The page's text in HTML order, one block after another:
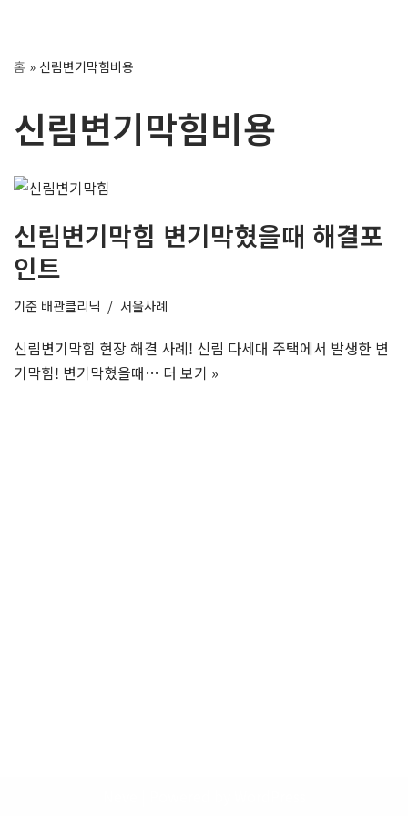
텐
로
건
너
뛰
기
홈 » 신림변기막힘비용
신림변기막힘비용
신림변기막힘 변기막혔을때 해결포
인트
기준 배관클리닉 서울사례
신림변기막힘 현장 해결 사례! 신림 다세대 주택에서 발생한 변
기막힘! 변기막혔을때… 더 보기 »